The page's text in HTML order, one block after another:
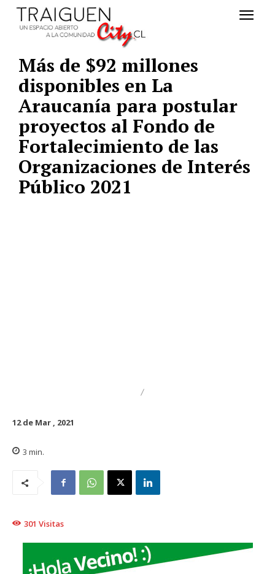
Más de $92 millones
disponibles en La
Araucanía para postular
proyectos al Fondo de
Fortalecimiento de las
Organizaciones de Interés
Público 2021
12 de Mar , 2021
3 min.
301 Visitas